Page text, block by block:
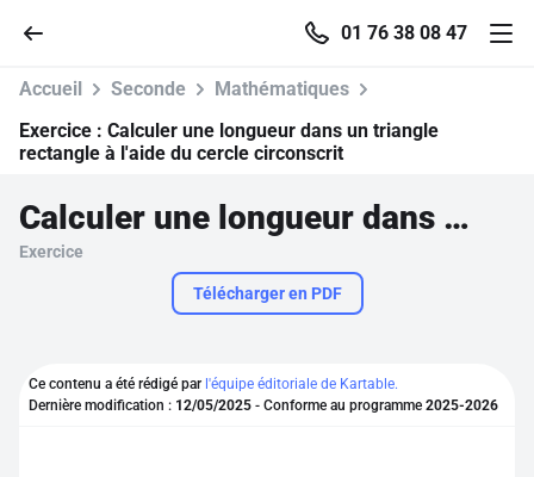
01 76 38 08 47
Parcourir
Se connecter
Accueil Seconde
Mathématiques
Exercice : Calculer une longueur dans un triangle
rectangle à l'aide du cercle circonscrit
Calculer une longueur dans un triangle rectangle à l'aide du cercle circonscrit
Exercice
Télécharger en PDF
Ce contenu a été rédigé par l'équipe éditoriale de Kartable.
Dernière modification : 12/05/2025 - Conforme au programme 2025-2026